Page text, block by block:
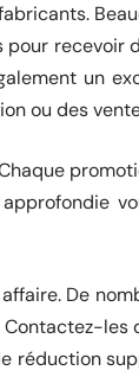
pour recevoir
un
ou des
De
les
réduction